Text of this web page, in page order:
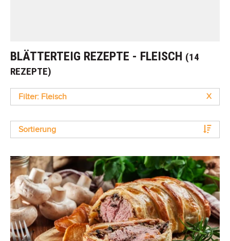
BLÄTTERTEIG REZEPTE - FLEISCH (14
REZEPTE)
Filter: Fleisch X
Sortierung